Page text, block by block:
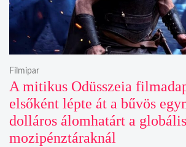
A mitikus Odüsszeia
elsőként lépte át a bűvös
dolláros álomhatárt a globális
mozipénztáraknál
Filmipar